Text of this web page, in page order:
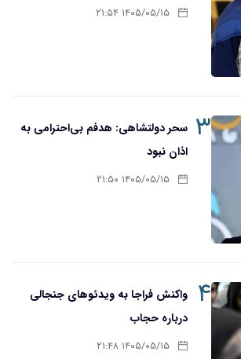
۱۴۰۵/۰۵/۱۵ ۲۱:۵۴
۳ سحر دولتشاهی: هدفم بی‌احترامی به
اذان نبود
۱۴۰۵/۰۵/۱۵ ۲۱:۵۰
۴
واکنش فراجا به ویدئوهای جنجالی
درباره حجاب
۱۴۰۵/۰۵/۱۵ ۲۱:۴۸